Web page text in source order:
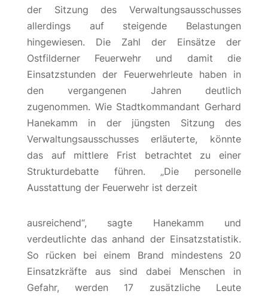
der Sitzung des Verwaltungsausschusses
allerdings auf steigende Belastungen
hingewiesen. Die Zahl der Einsätze der
Ostfilderner Feuerwehr und damit die
Einsatzstunden der Feuerwehrleute haben in
den vergangenen Jahren deutlich
zugenommen. Wie Stadtkommandant Gerhard
Hanekamm in der jüngsten Sitzung des
Verwaltungsausschusses erläuterte, könnte
das auf mittlere Frist betrachtet zu einer
Strukturdebatte führen. „Die personelle
Ausstattung der Feuerwehr ist derzeit
ausreichend“, sagte Hanekamm und
verdeutlichte das anhand der Einsatzstatistik.
So rücken bei einem Brand mindestens 20
Einsatzkräfte aus sind dabei Menschen in
Gefahr, werden 17 zusätzliche Leute